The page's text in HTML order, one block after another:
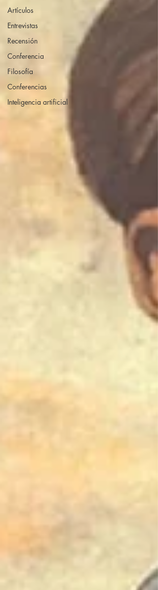
Artículos
Entrevistas
Recensión
Conferencia
Filosofía
Conferencias
Inteligencia artificial